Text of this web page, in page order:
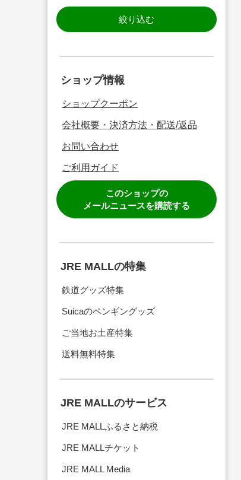
絞り込む
ショップ情報
ショップクーポン
会社概要・決済方法・配送/返品
お問い合わせ
ご利用ガイド
このショップの
メールニュースを購読する
JRE MALLの特集
鉄道グッズ特集
Suicaのペンギングッズ
ご当地お土産特集
送料無料特集
JRE MALLのサービス
JRE MALLふるさと納税
JRE MALLチケット
JRE MALL Media